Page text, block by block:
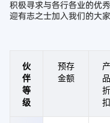
积极寻求与各行各业的优
迎有志之士加入我们的大
伙
伴
等
级
预存
金额
产
品
折
扣